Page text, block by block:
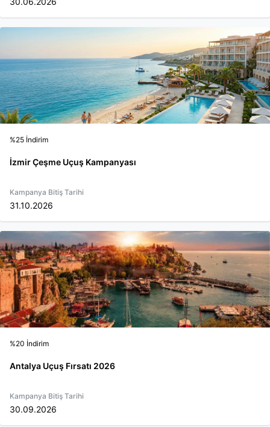
%25 İndirim
İzmir Çeşme Uçuş Kampanyası
Kampanya Bitiş Tarihi
31.10.2026
%20 İndirim
Antalya Uçuş Fırsatı 2026
Kampanya Bitiş Tarihi
30.09.2026